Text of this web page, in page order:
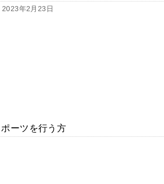
2023年2月23日
ーツを行う方